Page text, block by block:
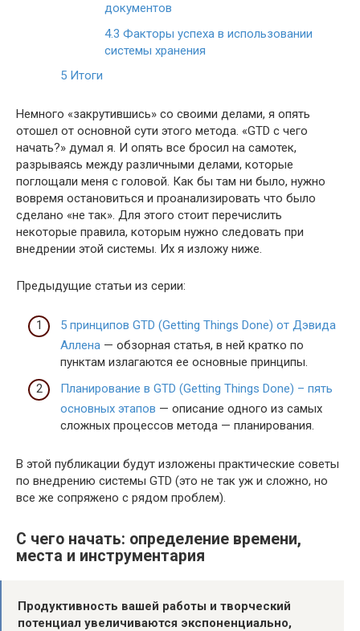
документов
4.3 Факторы успеха в использовании
системы хранения
5 Итоги
Немного «закрутившись» со своими делами, я опять
отошел от основной сути этого метода. «GTD с чего
начать?» думал я. И опять все бросил на самотек,
разрываясь между различными делами, которые
поглощали меня с головой. Как бы там ни было, нужно
вовремя остановиться и проанализировать что было
сделано «не так». Для этого стоит перечислить
некоторые правила, которым нужно следовать при
внедрении этой системы. Их я изложу ниже.
Предыдущие статьи из серии:
5 принципов GTD (Getting Things Done) от Дэвида
Аллена — обзорная статья, в ней кратко по
пунктам излагаются ее основные принципы.
Планирование в GTD (Getting Things Done) – пять
основных этапов — описание одного из самых
сложных процессов метода — планирования.
В этой публикации будут изложены практические советы
по внедрению системы GTD (это не так уж и сложно, но
все же сопряжено с рядом проблем).
С чего начать: определение времени,
места и инструментария
Продуктивность вашей работы и творческий
потенциал увеличиваются экспоненциально,